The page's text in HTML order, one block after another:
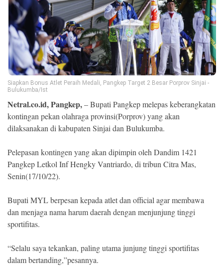
Olahraga
Ekonomi
Memori
©
NETRAL
.
All
Right
Reserved
Siapkan Bonus Atlet Peraih Medali, Pangkep Target 2 Besar Porprov Sinjai -
Bulukumba/Ist
Netral.co.id, Pangkep,– Bupati Pangkep melepas keberangkatan
kontingan pekan olahraga provinsi(Porprov) yang akan
dilaksanakan di kabupaten Sinjai dan Bulukumba.
Pelepasan kontingen yang akan dipimpin oleh Dandim 1421
Pangkep Letkol Inf Hengky Vantriardo, di tribun Citra Mas,
Senin(17/10/22).
Bupati MYL berpesan kepada atlet dan official agar membawa
dan menjaga nama harum daerah dengan menjunjung tinggi
sportifitas.
“Selalu saya tekankan, paling utama junjung tinggi sportifitas
dalam bertanding,”pesannya.